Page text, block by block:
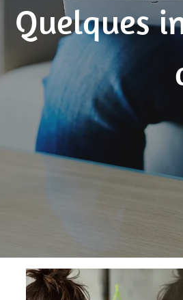
Quelques